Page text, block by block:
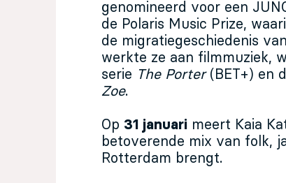
genomineerd voor een
de Polaris Music Prize,
de migratiegeschiedenis
werkte ze aan filmmuziek,
serie The Porter(BET+) en
Zoe.
Op 31 januari meert Kaia
betoverende mix van folk,
Rotterdam brengt.